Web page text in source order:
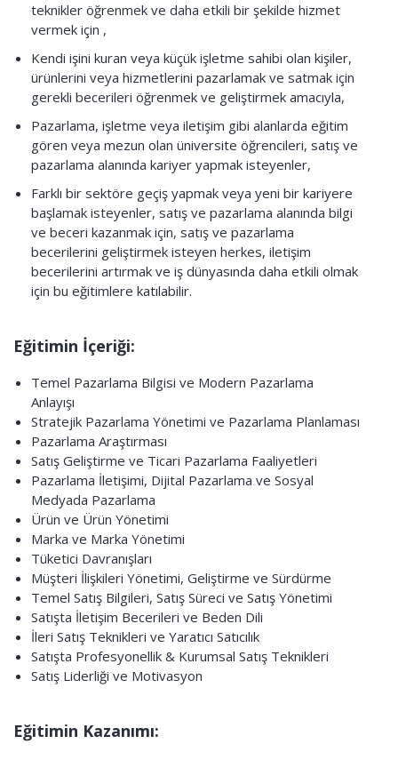
teknikler öğrenmek ve daha etkili bir şekilde hizmet
vermek için ,
Kendi işini kuran veya küçük işletme sahibi olan kişiler,
ürünlerini veya hizmetlerini pazarlamak ve satmak için
gerekli becerileri öğrenmek ve geliştirmek amacıyla,
Pazarlama, işletme veya iletişim gibi alanlarda eğitim
gören veya mezun olan üniversite öğrencileri, satış ve
pazarlama alanında kariyer yapmak isteyenler,
Farklı bir sektöre geçiş yapmak veya yeni bir kariyere
başlamak isteyenler, satış ve pazarlama alanında bilgi
ve beceri kazanmak için, satış ve pazarlama
becerilerini geliştirmek isteyen herkes, iletişim
becerilerini artırmak ve iş dünyasında daha etkili olmak
için bu eğitimlere katılabilir.
Eğitimin İçeriği:
Temel Pazarlama Bilgisi ve Modern Pazarlama
Anlayışı
Stratejik Pazarlama Yönetimi ve Pazarlama Planlaması
Pazarlama Araştırması
Satış Geliştirme ve Ticari Pazarlama Faaliyetleri
Pazarlama İletişimi, Dijital Pazarlama ve Sosyal
Medyada Pazarlama
Ürün ve Ürün Yönetimi
Marka ve Marka Yönetimi
Tüketici Davranışları
Müşteri İlişkileri Yönetimi, Geliştirme ve Sürdürme
Temel Satış Bilgileri, Satış Süreci ve Satış Yönetimi
Satışta İletişim Becerileri ve Beden Dili
İleri Satış Teknikleri ve Yaratıcı Satıcılık
Satışta Profesyonellik & Kurumsal Satış Teknikleri
Satış Liderliği ve Motivasyon
Eğitimin Kazanımı: